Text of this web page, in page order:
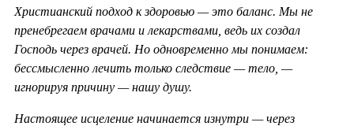
Христианский подход к здоровью — это баланс. Мы не
пренебрегаем врачами и лекарствами, ведь их создал
Господь через врачей. Но одновременно мы понимаем:
бессмысленно лечить только следствие — тело, —
игнорируя причину — нашу душу.
Настоящее исцеление начинается изнутри — через